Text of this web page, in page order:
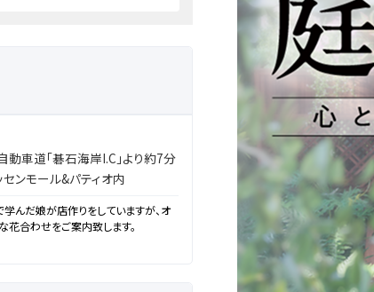
車道「碁石海岸I.C」より約7分
ンモール&パティオ内
んだ娘が店作りをしていますが、オ
合わせをご案内致します。